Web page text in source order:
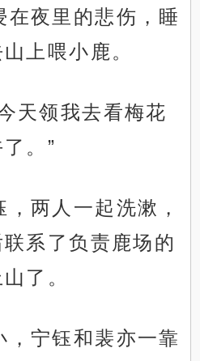
在夜里的悲伤，睡
上喂小鹿。
天领我去看梅花
。”
两人一起洗漱，
系了负责鹿场的
了。
，宁钰和裴亦一靠